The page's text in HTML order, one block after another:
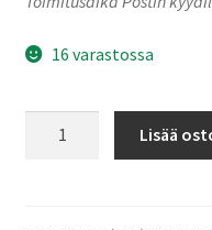
16 varastossa
Lisää